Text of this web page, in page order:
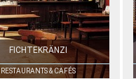
FICHTEKRÄNZI
RESTAURANTS & CAFÉS